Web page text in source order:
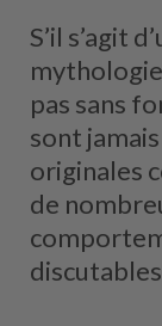
S’il s’agit
pas sans
sont
originales
de